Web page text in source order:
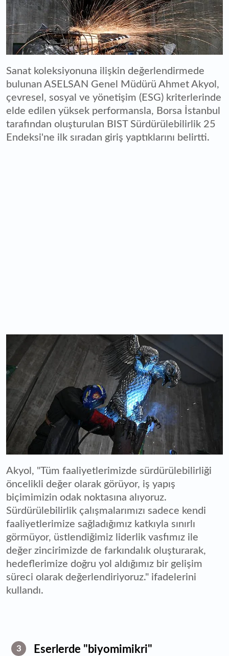
Sanat koleksiyonuna ilişkin değerlendirmede
bulunan ASELSAN Genel Müdürü Ahmet Akyol,
çevresel, sosyal ve yönetişim (ESG) kriterlerinde
elde edilen yüksek performansla, Borsa İstanbul
tarafından oluşturulan BIST Sürdürülebilirlik 25
Endeksi'ne ilk sıradan giriş yaptıklarını belirtti.
Akyol, "Tüm faaliyetlerimizde sürdürülebilirliği
öncelikli değer olarak görüyor, iş yapış
biçimimizin odak noktasına alıyoruz.
Sürdürülebilirlik çalışmalarımızı sadece kendi
faaliyetlerimize sağladığımız katkıyla sınırlı
görmüyor, üstlendiğimiz liderlik vasfımız ile
değer zincirimizde de farkındalık oluşturarak,
hedeflerimize doğru yol aldığımız bir gelişim
süreci olarak değerlendiriyoruz." ifadelerini
kullandı.
3
Eserlerde "biyomimikri"